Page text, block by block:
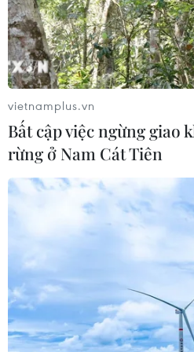
Mưa lũ, sạt lở tại Sri Lanka
khiến 5 người thiệt mạng
04/08/2026 23:09
WHO ghi nhận tín hiệu
tích cực từ thử nghiệm
vietnamplus.vn
Bất cập việc ngừng giao
rừng ở Nam Cát Tiên